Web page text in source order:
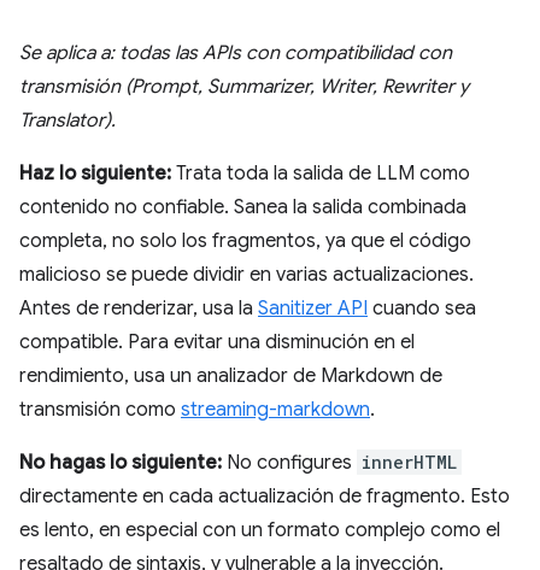
Se aplica a: todas las APIs con compatibilidad con
transmisión (Prompt, Summarizer, Writer, Rewriter y
Translator).
Haz lo siguiente: Trata toda la salida de LLM como
contenido no confiable. Sanea la salida combinada
completa, no solo los fragmentos, ya que el código
malicioso se puede dividir en varias actualizaciones.
Antes de renderizar, usa la Sanitizer API cuando sea
compatible. Para evitar una disminución en el
rendimiento, usa un analizador de Markdown de
transmisión como streaming-markdown.
No hagas lo siguiente: No configures innerHTML
directamente en cada actualización de fragmento. Esto
es lento, en especial con un formato complejo como el
resaltado de sintaxis, y vulnerable a la inyección.